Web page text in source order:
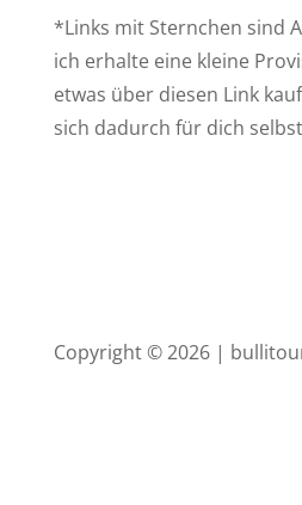
*Links mit Sternchen sind
ich erhalte eine kleine
etwas über diesen Link
sich dadurch für dich
Copyright © 2026 |